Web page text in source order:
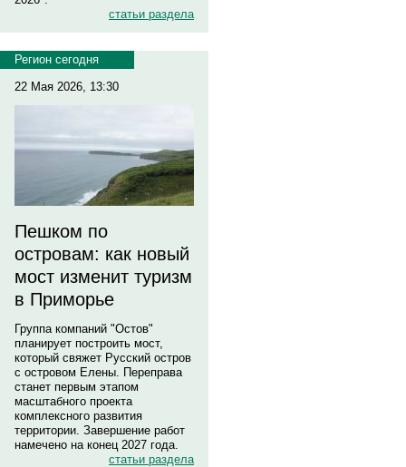
статьи раздела
Регион сегодня
22 Мая 2026, 13:30
Пешком по
островам: как новый
мост изменит туризм
в Приморье
Группа компаний "Остов"
планирует построить мост,
который свяжет Русский остров
с островом Елены. Переправа
станет первым этапом
масштабного проекта
комплексного развития
территории. Завершение работ
намечено на конец 2027 года.
статьи раздела